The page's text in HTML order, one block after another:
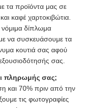
τα προϊόντα μας σε
καφέ χαρτοκιβώτια.
νόμιμα δίπλωμα
να συσκευάσουμε τα
κουτιά σας αφού
σας.
πληρωμής σας;
και 70% πριν από την
τις φωτογραφίες